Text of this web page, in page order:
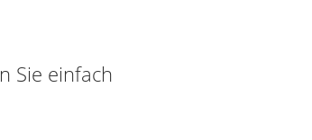
Sie einfach